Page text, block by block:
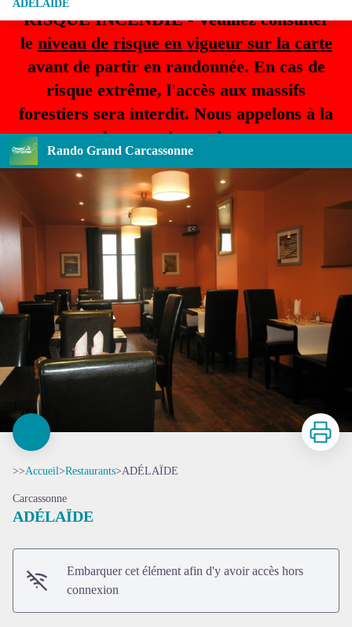
RISQUE INCENDIE - Veuillez consulter
le niveau de risque en vigueur sur la carte
avant de partir en randonnée. En cas de
risque extrême, l'accès aux massifs
forestiers sera interdit. Nous appelons à la
plus grande prudence.
Rando Grand Carcassonne
ADÉLAÏDE
Voir l'image en plein écran
Imprimer
>>Accueil>Restaurants>ADÉLAÏDE
Carcassonne
ADÉLAÏDE
Embarquer cet élément afin d'y avoir accès hors
connexion